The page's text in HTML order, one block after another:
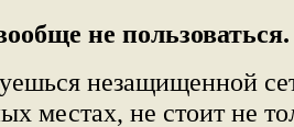
не пользоваться.
незащищенной
местах, не стоит не